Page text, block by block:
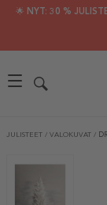
🌟 NYT: 30 %
JULISTEET / VALOKUVAT /